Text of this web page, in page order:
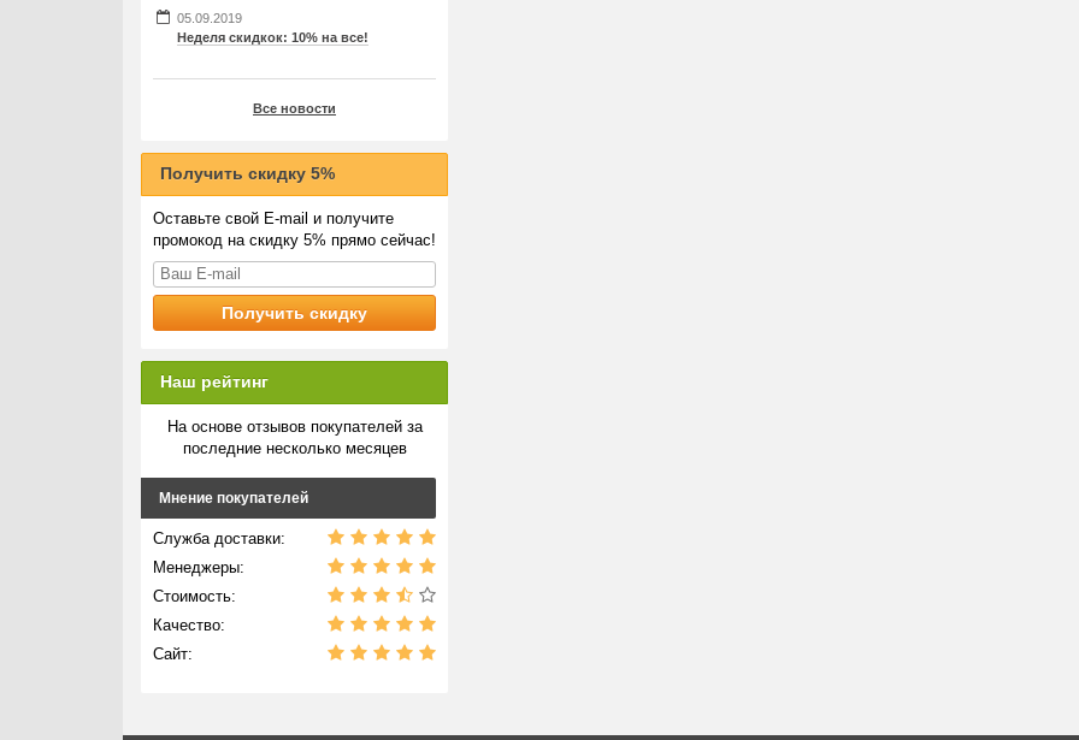
05.09.2019
Неделя скидкок: 10% на все!
Все новости
Получить скидку 5%
Оставьте свой E-mail и получите
промокод на скидку 5% прямо сейчас!
Наш рейтинг
На основе отзывов покупателей за
последние несколько месяцев
Мнение покупателей
Служба доставки:
Менеджеры:
Стоимость:
Качество:
Сайт: